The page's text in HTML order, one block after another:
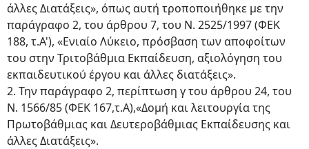
άλλες Διατάξεις», όπως αυτή τροποποιήθηκε με την
παράγραφο 2, του άρθρου 7, του Ν. 2525/1997 (ΦΕΚ
188, τ.Α'), «Ενιαίο Λύκειο, πρόσβαση των αποφοίτων
του στην Τριτοβάθμια Εκπαίδευση, αξιολόγηση του
εκπαιδευτικού έργου και άλλες διατάξεις».
2. Την παράγραφο 2, περίπτωση γ του άρθρου 24, του
Ν. 1566/85 (ΦΕΚ 167,τ.Α),«Δομή και λειτουργία της
Πρωτοβάθμιας και Δευτεροβάθμιας Εκπαίδευσης και
άλλες Διατάξεις».